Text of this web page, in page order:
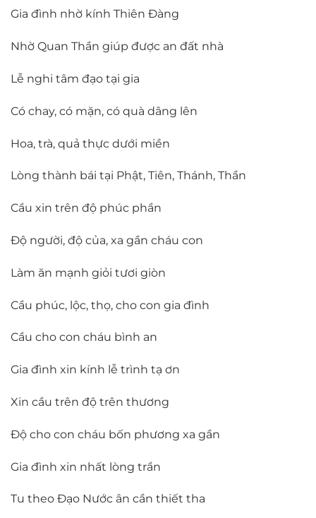
Gia đình nhờ kính Thiên Đàng
Nhờ Quan Thần giúp được an đất nhà
Lễ nghi tâm đạo tại gia
Có chay, có mặn, có quà dâng lên
Hoa, trà, quả thực dưới miền
Lòng thành bái tại Phật, Tiên, Thánh, Thần
Cầu xin trên độ phúc phần
Độ người, độ của, xa gần cháu con
Làm ăn mạnh giỏi tươi giòn
Cầu phúc, lộc, thọ, cho con gia đình
Cầu cho con cháu bình an
Gia đình xin kính lễ trình tạ ơn
Xin cầu trên độ trên thương
Độ cho con cháu bốn phương xa gần
Gia đình xin nhất lòng trần
Tu theo Đạo Nước ân cần thiết tha